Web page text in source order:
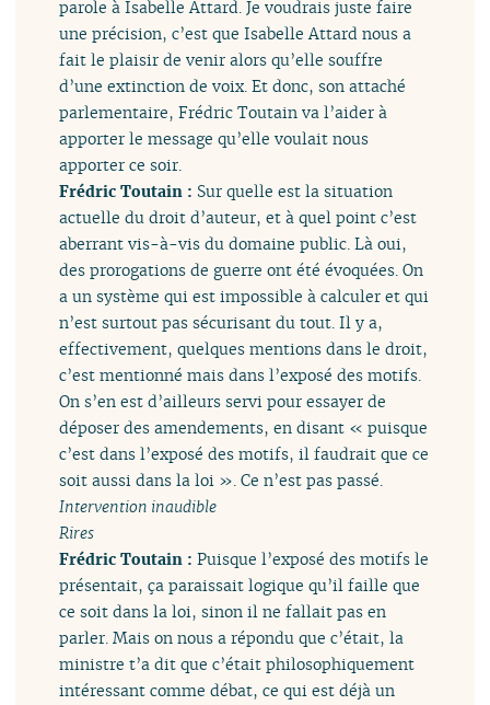
parole à Isabelle Attard. Je voudrais juste faire
une précision, c’est que Isabelle Attard nous a
fait le plaisir de venir alors qu’elle souffre
d’une extinction de voix. Et donc, son attaché
parlementaire, Frédric Toutain va l’aider à
apporter le message qu’elle voulait nous
apporter ce soir.
Frédric Toutain : Sur quelle est la situation
actuelle du droit d’auteur, et à quel point c’est
aberrant vis-à-vis du domaine public. Là oui,
des prorogations de guerre ont été évoquées. On
a un système qui est impossible à calculer et qui
n’est surtout pas sécurisant du tout. Il y a,
effectivement, quelques mentions dans le droit,
c’est mentionné mais dans l’exposé des motifs.
On s’en est d’ailleurs servi pour essayer de
déposer des amendements, en disant « puisque
c’est dans l’exposé des motifs, il faudrait que ce
soit aussi dans la loi ». Ce n’est pas passé.
Intervention inaudible
Rires
Frédric Toutain : Puisque l’exposé des motifs le
présentait, ça paraissait logique qu’il faille que
ce soit dans la loi, sinon il ne fallait pas en
parler. Mais on nous a répondu que c’était, la
ministre t’a dit que c’était philosophiquement
intéressant comme débat, ce qui est déjà un